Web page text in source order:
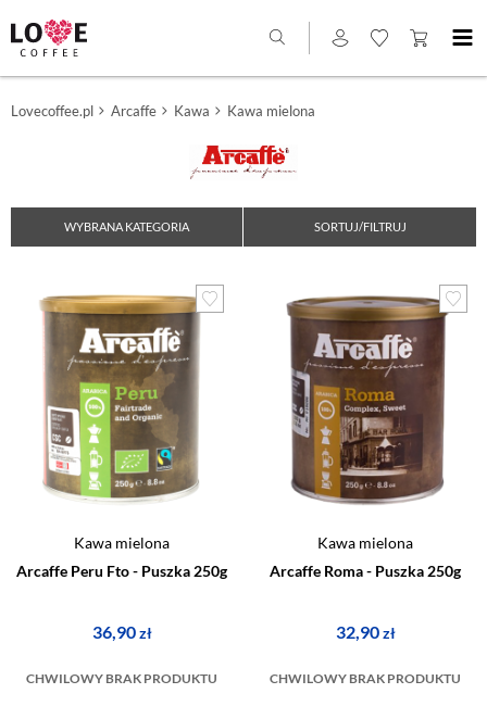
Lovecoffee.pl Arcaffe Kawa Kawa mielona
WYBRANA KATEGORIA SORTUJ/FILTRUJ
Kawa mielona
Arcaffe Peru Fto - Puszka 250g
36,90zł
CHWILOWY BRAK PRODUKTU
Kawa mielona
Arcaffe Roma - Puszka 250g
32,90zł
CHWILOWY BRAK PRODUKTU